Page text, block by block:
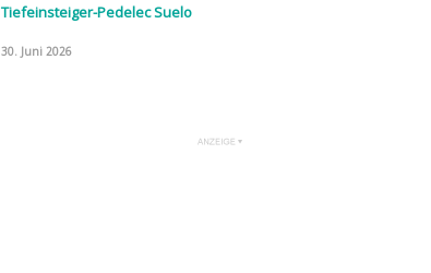
Tiefeinsteiger-Pedelec Suelo
30. Juni 2026